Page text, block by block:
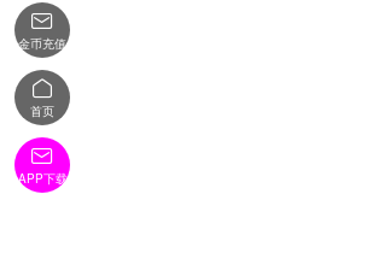

金币充值

首页

APP下载